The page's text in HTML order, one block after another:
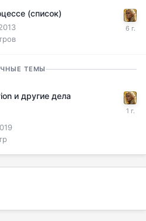
(список)
ТЕМЫ
и другие дела